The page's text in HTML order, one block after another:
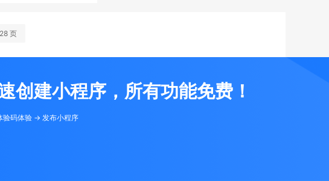
页
创建小程序，所有功能免费！
码体验 -> 发布小程序